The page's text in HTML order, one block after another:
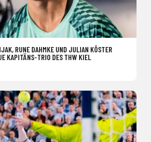
RUNE DAHMKE UND JULIAN KÖSTER
KAPITÄNS-TRIO DES THW KIEL